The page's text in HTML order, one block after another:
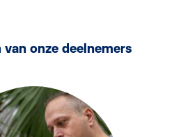
van onze deelnemers